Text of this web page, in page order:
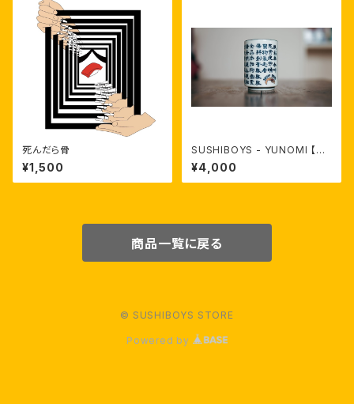
死んだら骨
¥1,500
SUSHIBOYS - YUNOMI 【限
定受注生産】
¥4,000
商品一覧に戻る
© SUSHIBOYS STORE
Powered by